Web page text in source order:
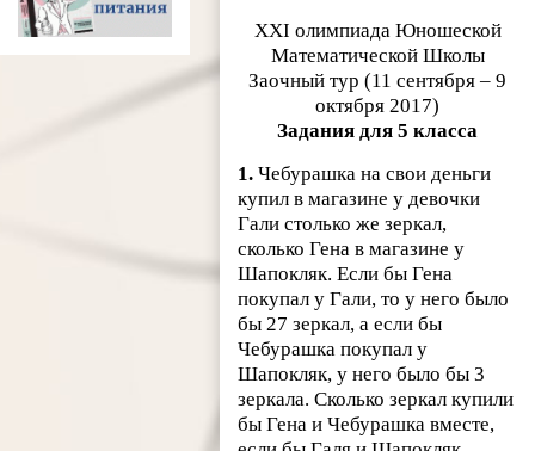
XXI олимпиада Юношеской
Математической Школы
Заочный тур (11 сентября – 9
октября 2017)
Задания для 5 класса
1. Чебурашка на свои деньги
купил в магазине у девочки
Гали столько же зеркал,
сколько Гена в магазине у
Шапокляк. Если бы Гена
покупал у Гали, то у него было
бы 27 зеркал, а если бы
Чебурашка покупал у
Шапокляк, у него было бы 3
зеркала. Сколько зеркал купили
бы Гена и Чебурашка вместе,